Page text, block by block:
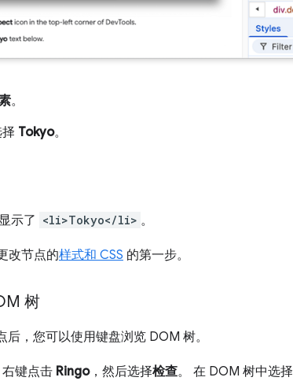
。
Tokyo。
示了 <li>Tokyo</li> 。
改节点的样式和 CSS 的第一步。
树
，您可以使用键盘浏览 DOM 树。
键点击 Ringo，然后选择检查。 在 DOM 树中选择